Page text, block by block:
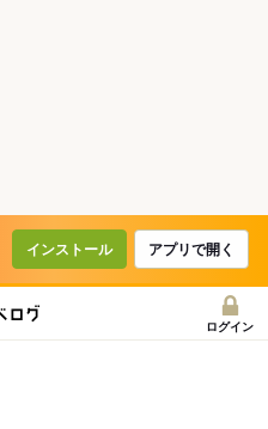
インストール アプリで開く
ログイン